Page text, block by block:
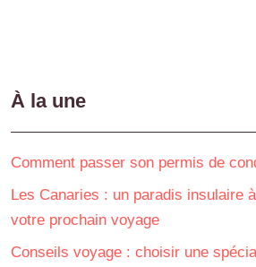
À la une
Comment passer son permis de
Les Canaries : un paradis insulaire
votre prochain voyage
Conseils voyage : choisir une